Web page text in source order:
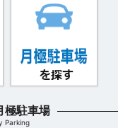
極駐車場
Parking